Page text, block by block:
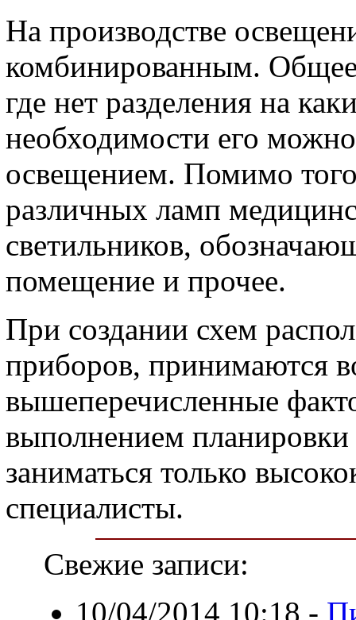
На производстве
комбинированным.
где нет разделения на
необходимости его
освещением. Помимо
различных ламп
светильников,
помещение и прочее.
При создании схем
приборов, принимаются
вышеперечисленные
выполнением
заниматься только
специалисты.
Свежие записи:
10/04/2014 10:18 -